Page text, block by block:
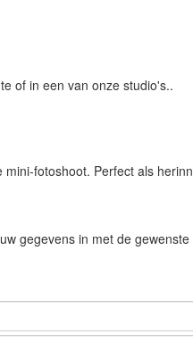
of in een van onze studio's..
fotoshoot. Perfect als
gegevens in met de